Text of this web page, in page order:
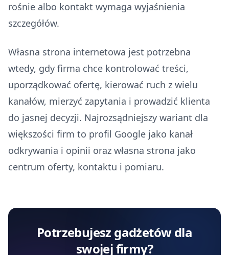
rośnie albo kontakt wymaga wyjaśnienia
szczegółów.
Własna strona internetowa jest potrzebna
wtedy, gdy firma chce kontrolować treści,
uporządkować ofertę, kierować ruch z wielu
kanałów, mierzyć zapytania i prowadzić klienta
do jasnej decyzji. Najrozsądniejszy wariant dla
większości firm to profil Google jako kanał
odkrywania i opinii oraz własna strona jako
centrum oferty, kontaktu i pomiaru.
Potrzebujesz gadżetów dla
swojej firmy?